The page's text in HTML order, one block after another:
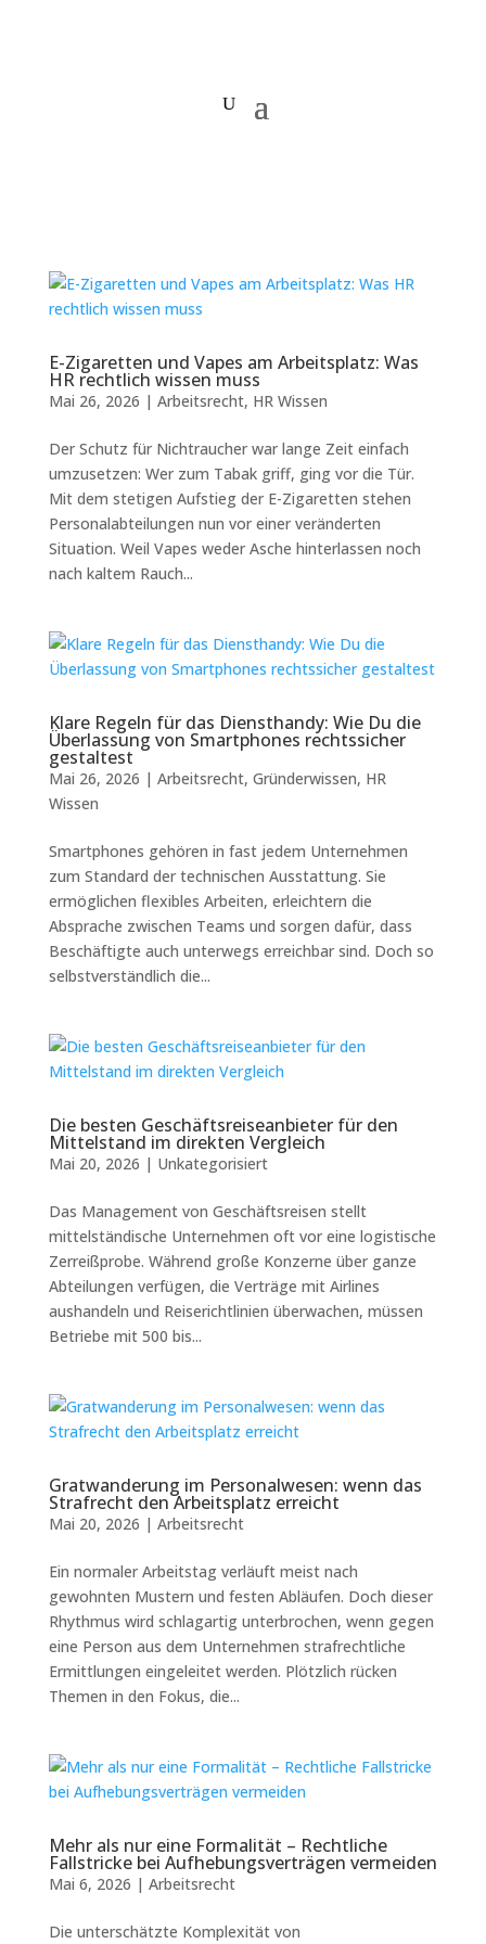
E-Zigaretten und Vapes am Arbeitsplatz: Was
HR rechtlich wissen muss
Mai 26, 2026 | Arbeitsrecht, HR Wissen
Der Schutz für Nichtraucher war lange Zeit einfach
umzusetzen: Wer zum Tabak griff, ging vor die Tür.
Mit dem stetigen Aufstieg der E-Zigaretten stehen
Personalabteilungen nun vor einer veränderten
Situation. Weil Vapes weder Asche hinterlassen noch
nach kaltem Rauch...
Klare Regeln für das Diensthandy: Wie Du die
Überlassung von Smartphones rechtssicher
gestaltest
Mai 26, 2026 | Arbeitsrecht, Gründerwissen, HR
Wissen
Smartphones gehören in fast jedem Unternehmen
zum Standard der technischen Ausstattung. Sie
ermöglichen flexibles Arbeiten, erleichtern die
Absprache zwischen Teams und sorgen dafür, dass
Beschäftigte auch unterwegs erreichbar sind. Doch so
selbstverständlich die...
Die besten Geschäftsreiseanbieter für den
Mittelstand im direkten Vergleich
Mai 20, 2026 | Unkategorisiert
Das Management von Geschäftsreisen stellt
mittelständische Unternehmen oft vor eine logistische
Zerreißprobe. Während große Konzerne über ganze
Abteilungen verfügen, die Verträge mit Airlines
aushandeln und Reiserichtlinien überwachen, müssen
Betriebe mit 500 bis...
Gratwanderung im Personalwesen: wenn das
Strafrecht den Arbeitsplatz erreicht
Mai 20, 2026 | Arbeitsrecht
Ein normaler Arbeitstag verläuft meist nach
gewohnten Mustern und festen Abläufen. Doch dieser
Rhythmus wird schlagartig unterbrochen, wenn gegen
eine Person aus dem Unternehmen strafrechtliche
Ermittlungen eingeleitet werden. Plötzlich rücken
Themen in den Fokus, die...
Mehr als nur eine Formalität – Rechtliche
Fallstricke bei Aufhebungsverträgen vermeiden
Mai 6, 2026 | Arbeitsrecht
Die unterschätzte Komplexität von